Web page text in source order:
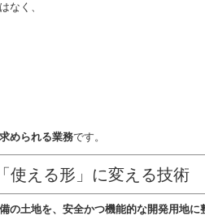
なく、
められる業務です。
使える形」に変える技術
の土地を、安全かつ機能的な開発用地に